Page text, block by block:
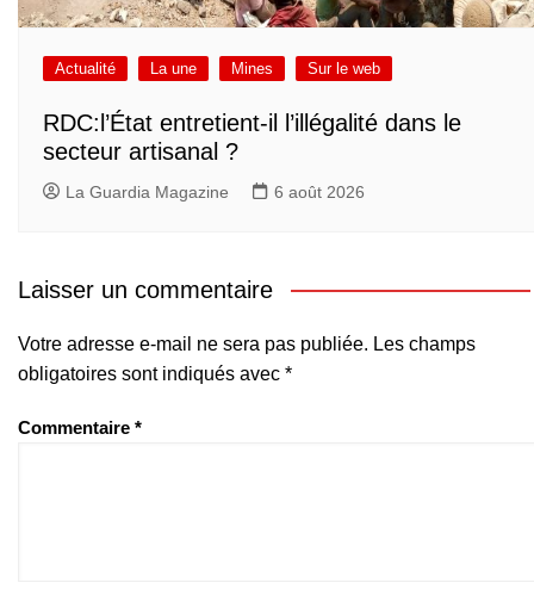
Actualité La une Mines Sur le web
RDC:l’État entretient-il l’illégalité dans le
secteur artisanal ?
La Guardia Magazine 6 août 2026
Laisser un commentaire
Votre adresse e-mail ne sera pas publiée. Les champs
obligatoires sont indiqués avec *
Commentaire *